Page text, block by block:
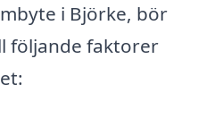
i Björke, bör
följande faktorer